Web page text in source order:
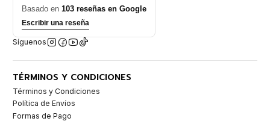
Basado en 103 reseñas en Google
Escribir una reseña
Síguenos
TÉRMINOS Y CONDICIONES
Términos y Condiciones
Política de Envíos
Formas de Pago